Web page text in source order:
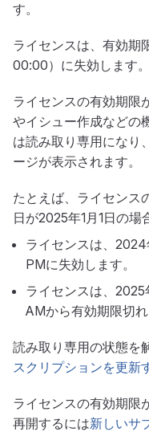
す。
ライセンスは、有効期
00:00）に失効します。
ライセンスの有効期限
やイシュー作成などの
は読み取り専用になり
ージが表示されます。
たとえば、ライセンス
日が2025年1月1日の場
ライセンスは、2024
PMに失効します。
ライセンスは、2025
AMから有効期限切れ
読み取り専用の状態を
スクリプションを更新
ライセンスの有効期限
再開するには新しいサ